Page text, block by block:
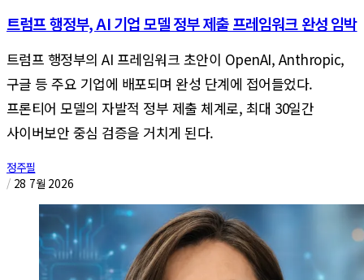
트럼프 행정부, AI 기업 모델 정부 제출 프레임워크 완성 임박
트럼프 행정부의 AI 프레임워크 초안이 OpenAI, Anthropic,
구글 등 주요 기업에 배포되며 완성 단계에 접어들었다.
프론티어 모델의 자발적 정부 제출 체계로, 최대 30일간
사이버보안 중심 검증을 거치게 된다.
정주필
/ 28 7월 2026